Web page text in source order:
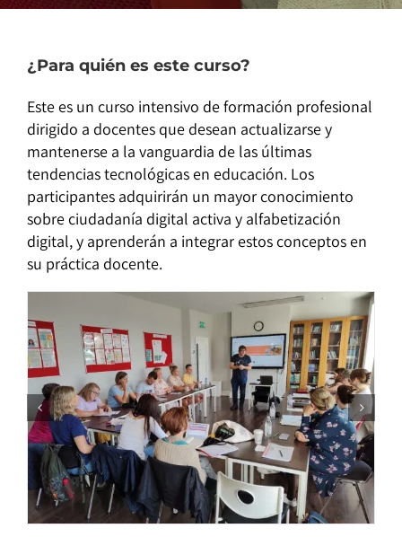
¿Para quién es este curso?
Este es un curso intensivo de formación profesional
dirigido a docentes que desean actualizarse y
mantenerse a la vanguardia de las últimas
tendencias tecnológicas en educación. Los
participantes adquirirán un mayor conocimiento
sobre ciudadanía digital activa y alfabetización
digital, y aprenderán a integrar estos conceptos en
su práctica docente.